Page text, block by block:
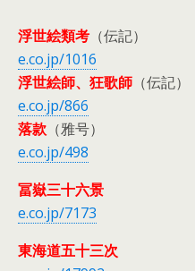
浮世絵類考 （伝記）
e.co.jp/1016
浮世絵師、狂歌師 （伝記）
e.co.jp/866
落款 （雅号）
e.co.jp/498
冨嶽三十六景
e.co.jp/7173
東海道五十三次